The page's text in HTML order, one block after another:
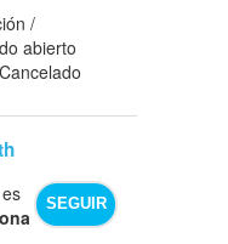
/
abierto
Cancelado
SEGUIR
es